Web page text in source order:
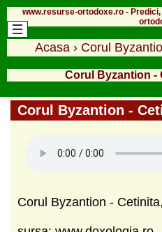
www.resurse-ortodoxe.ro -
Acasa › Corul
Corul Byzantion -
Corul Byzantion -
Corul Byzantion -